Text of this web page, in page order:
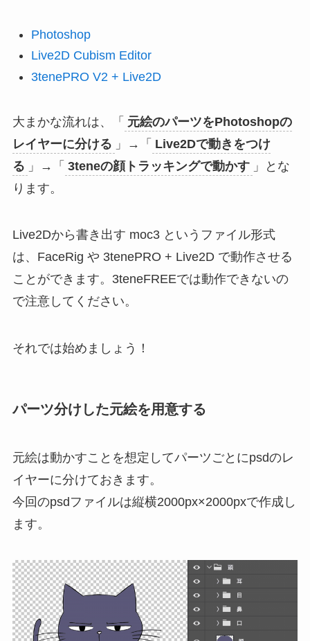
Photoshop
Live2D Cubism Editor
3tenePRO V2 + Live2D
大まかな流れは、「 元絵のパーツをPhotoshopの
レイヤーに分ける 」→「 Live2Dで動きをつけ
る 」→「 3teneの顔トラッキングで動かす 」とな
ります。
Live2Dから書き出す moc3 というファイル形式
は、FaceRig や 3tenePRO + Live2D で動作させる
ことができます。3teneFREEでは動作できないの
で注意してください。
それでは始めましょう！
パーツ分けした元絵を用意する
元絵は動かすことを想定してパーツごとにpsdのレ
イヤーに分けておきます。
今回のpsdファイルは縦横2000px×2000pxで作成し
ます。